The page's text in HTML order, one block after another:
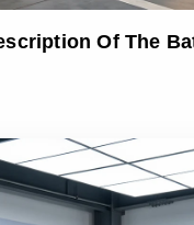
Of The